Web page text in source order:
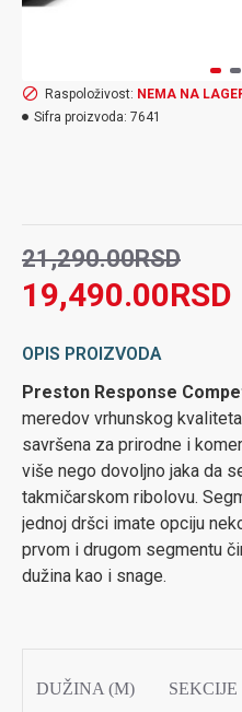
19,490.00RSD
21,290.00RSD
Raspoloživost: NEMA NA
Sifra proizvoda: 7641
OPIS PROIZVODA
Preston Response
meredov vrhunskog
savršena za prirodne i
više nego dovoljno jaka da
takmičarskom ribolovu.
jednoj dršci imate opciju
prvom i drugom segmentu
dužina kao i snage.
DUŽINA (M) SEKCIJE